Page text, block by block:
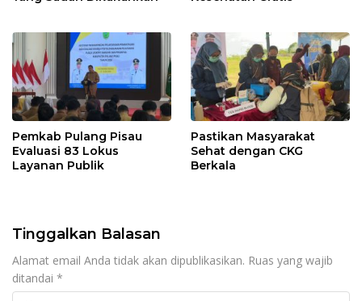
Pemkab Pulang Pisau
Evaluasi 83 Lokus
Layanan Publik
Pastikan Masyarakat
Sehat dengan CKG
Berkala
Tinggalkan Balasan
Alamat email Anda tidak akan dipublikasikan. Ruas yang wajib
ditandai *